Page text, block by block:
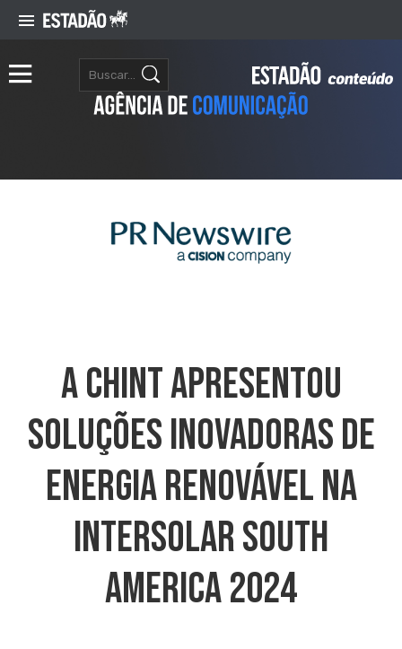
A CHINT Apresentou
Soluções Inovadoras De
Energia Renovável Na
Intersolar South
America 2024